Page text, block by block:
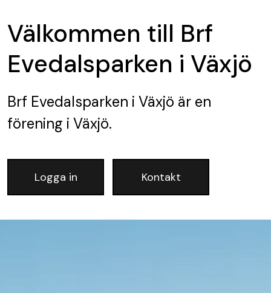
Välkommen till Brf
Evedalsparken i Växjö
Brf Evedalsparken i Växjö är en
förening i Växjö.
Logga in Kontakt